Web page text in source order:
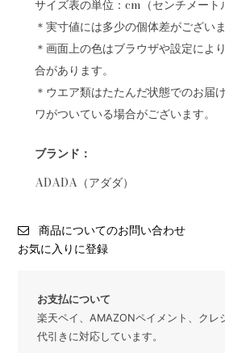
サイズ表の単位：cm（センチメート
＊実寸値には多少の個体差がござい
＊画面上の色はブラウザや設定によ
合があります。
＊ウエア類はたたんだ状態でのお届
ワがついている場合がございます。
ブランド：
ADADA（アダダ）
商品についてのお問い合わせ
お気に入りに登録
お支払について
楽天ペイ、AMAZONペイメント、クレ
代引きに対応しています。